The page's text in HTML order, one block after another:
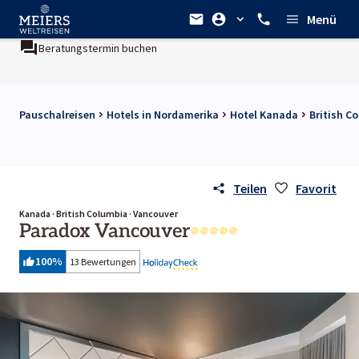
Menü
Beratungstermin buchen
Pauschalreisen Hotels in Nordamerika Hotel Kanada British
Teilen Favorit
Kanada · British Columbia · Vancouver
Paradox Vancouver
100% 13 Bewertungen